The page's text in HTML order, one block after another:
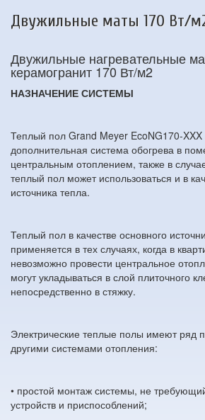
Двужильные маты 170 Вт/
Двужильные нагревательные
керамогранит 170 Вт/м2
НАЗНАЧЕНИЕ СИСТЕМЫ
Теплый пол Grand Meyer EcoNG170-XXX
дополнительная система обогрева в
центральным отоплением, также в
теплый пол может использоваться и в
источника тепла.
Теплый пол в качестве основного
применяется в тех случаях, когда в
невозможно провести центральное
могут укладываться в слой плиточного
непосредственно в стяжку.
Электрические теплые полы имеют ряд
другими системами отопления:
• простой монтаж системы, не
устройств и приспособлений;